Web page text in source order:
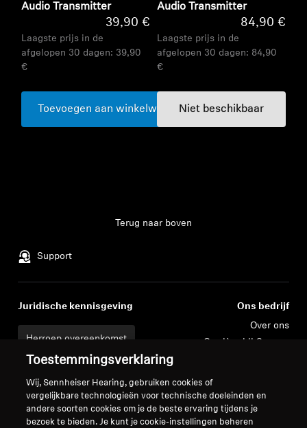
Audio Transmitter
39,90 €
Laagste prijs in de
afgelopen 30 dagen: 39,90
€
Toevoegen aan winkelwagen
Audio Transmitter
84,90 €
Laagste prijs in de
afgelopen 30 dagen: 84,90
€
Niet beschikbaar
Support
Terug naar boven
Juridische kennisgeving
Herroep overeenkomst
Global Privacy Policy
Algemene verkoopvoorwaarden
voor online verkoop aan
consumenten
Ons bedrijf
Over ons
Carrière bij Sonova
Sennheiser Consumer
merkambassadeurs
Toestemmingsverklaring
Wij, Sennheiser Hearing, gebruiken cookies of
vergelijkbare technologieën voor technische doeleinden en
andere soorten cookies om je de beste ervaring tijdens je
bezoek te bieden. Je kunt je cookie-instellingen beheren